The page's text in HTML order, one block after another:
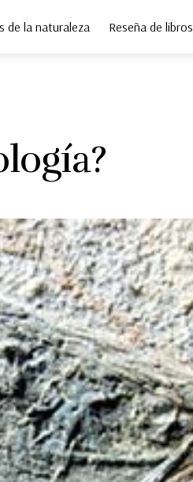
de la naturaleza Reseña de libros